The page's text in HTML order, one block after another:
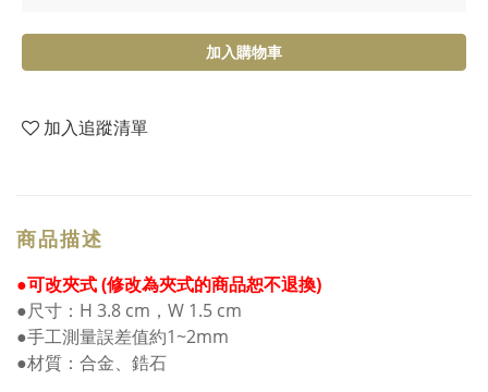
加入購物車
加入追蹤清單
商品描述
●可改夾式 (修改為夾式的商品恕不退換)
●尺寸：H 3.8 cm，W 1.5 cm
●手工測量誤差值約1~2mm
●材質：合金、鋯石